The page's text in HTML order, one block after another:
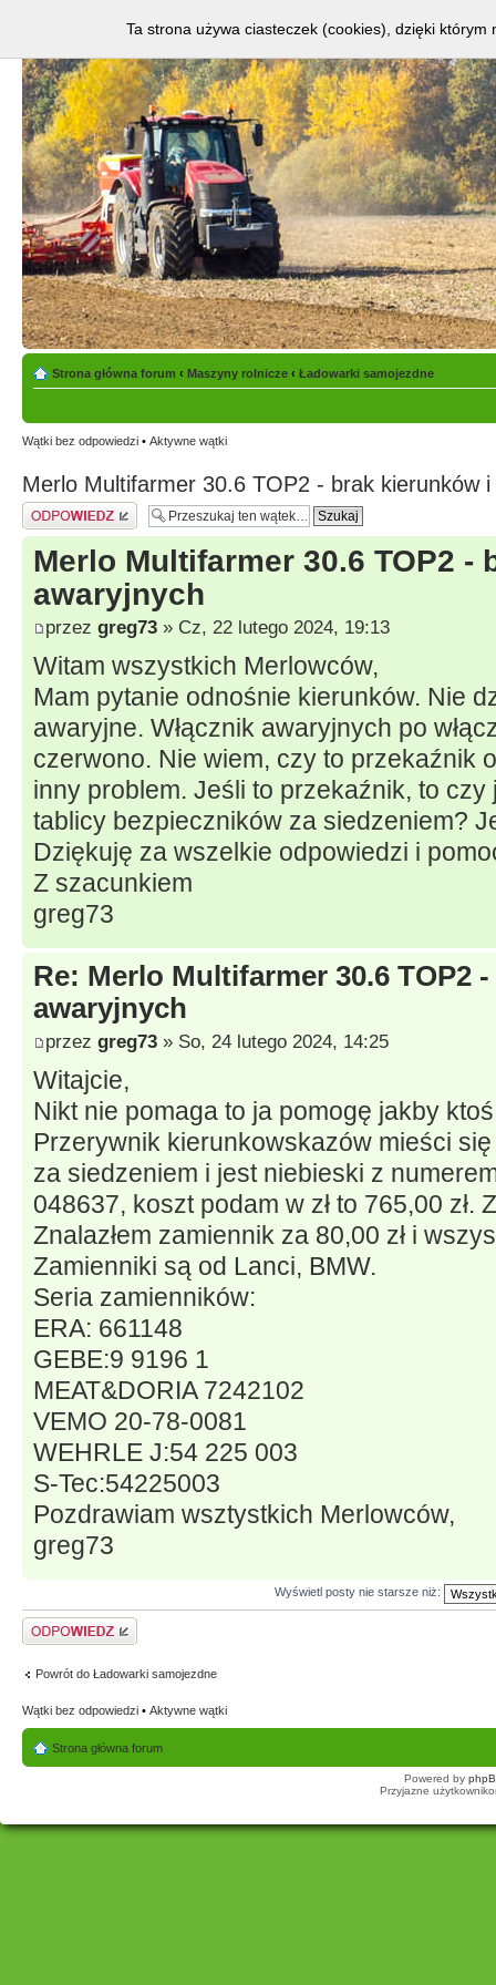
Strona główna forum ‹ Maszyny rolnicze ‹ Ładowarki samojezdne
Wątki bez odpowiedzi • Aktywne wątki
Merlo Multifarmer 30.6 TOP2 - brak kierunków
Odpowiedz
Merlo Multifarmer 30.6 TOP2 -
awaryjnych
przez greg73 » Cz, 22 lutego 2024, 19:13
Witam wszystkich Merlowców,
Mam pytanie odnośnie kierunków. Nie
awaryjne. Włącznik awaryjnych po
czerwono. Nie wiem, czy to przekaźnik
inny problem. Jeśli to przekaźnik, to
tablicy bezpieczników za siedzeniem?
Dziękuję za wszelkie odpowiedzi i
Z szacunkiem
greg73
Re: Merlo Multifarmer 30.6 TOP2
awaryjnych
przez greg73 » So, 24 lutego 2024, 14:25
Witajcie,
Nikt nie pomaga to ja pomogę jakby
Przerywnik kierunkowskazów mieści
za siedzeniem i jest niebieski z
048637, koszt podam w zł to 765,00 zł.
Znalazłem zamiennik za 80,00 zł i
Zamienniki są od Lanci, BMW.
Seria zamienników:
ERA: 661148
GEBE:9 9196 1
MEAT&DORIA 7242102
VEMO 20-78-0081
WEHRLE J:54 225 003
S-Tec:54225003
Pozdrawiam wsztystkich Merlowców,
greg73
Wyświetl posty nie starsze niż:
Odpowiedz
Powrót do Ładowarki samojezdne
Wątki bez odpowiedzi • Aktywne wątki
Strona główna forum
Powered by
Przyjazne
Ta strona używa ciasteczek (cookies), dzięki którym